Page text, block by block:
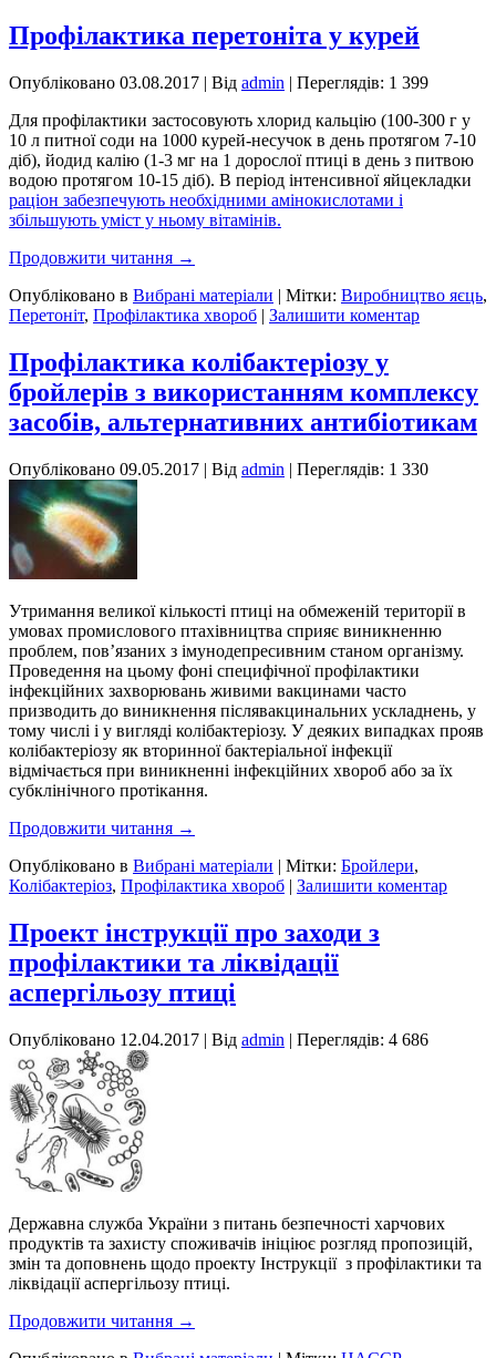
Профілактика перетоніта у курей
Опубліковано 03.08.2017 | Від admin | Переглядів: 1 399
Для профілактики застосовують хлорид кальцію (100-300 г у
10 л питної соди на 1000 курей-несучок в день протягом 7-10
діб), йодид калію (1-3 мг на 1 дорослої птиці в день з питвою
водою протягом 10-15 діб). В період інтенсивної яйцекладки
раціон забезпечують необхідними амінокислотами і
збільшують уміст у ньому вітамінів.
Продовжити читання →
Опубліковано в Вибрані матеріали | Мітки: Виробництво яєць,
Перетоніт, Профілактика хвороб | Залишити коментар
Профілактика колібактеріозу у
бройлерів з використанням комплексу
засобів, альтернативних антибіотикам
Опубліковано 09.05.2017 | Від admin | Переглядів: 1 330
Утримання великої кількості птиці на обмеженій території в
умовах промислового птахівництва сприяє виникненню
проблем, пов’язаних з імунодепресивним станом організму.
Проведення на цьому фоні специфічної профілактики
інфекційних захворювань живими вакцинами часто
призводить до виникнення післявакцинальних ускладнень, у
тому числі і у вигляді колібактеріозу. У деяких випадках прояв
колібактеріозу як вторинної бактеріальної інфекції
відмічається при виникненні інфекційних хвороб або за їх
субклінічного протікання.
Продовжити читання →
Опубліковано в Вибрані матеріали | Мітки: Бройлери,
Колібактеріоз, Профілактика хвороб | Залишити коментар
Проект інструкції про заходи з
профілактики та ліквідації
аспергільозу птиці
Опубліковано 12.04.2017 | Від admin | Переглядів: 4 686
Державна служба України з питань безпечності харчових
продуктів та захисту споживачів ініціює розгляд пропозицій,
змін та доповнень щодо проекту Інструкції з профілактики та
ліквідації аспергільозу птиці.
Продовжити читання →